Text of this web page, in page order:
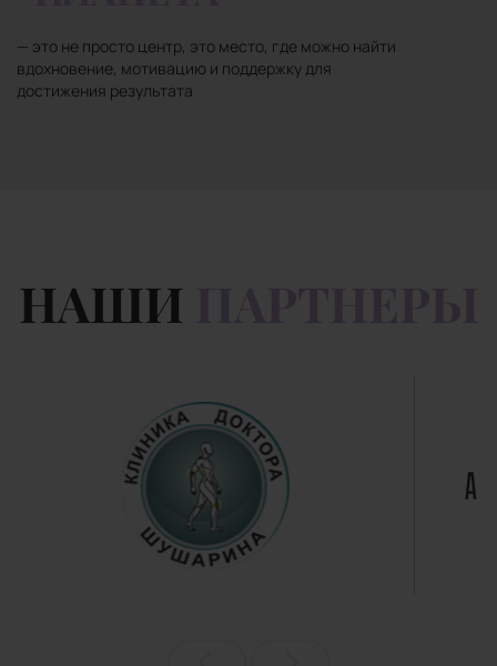
— это не просто центр, это место, где можно найти
вдохновение, мотивацию и поддержку для
достижения результата
НАШИ